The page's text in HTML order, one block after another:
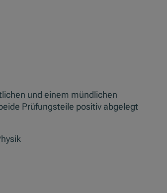
und einem mündlichen
Prüfungsteile positiv abgelegt